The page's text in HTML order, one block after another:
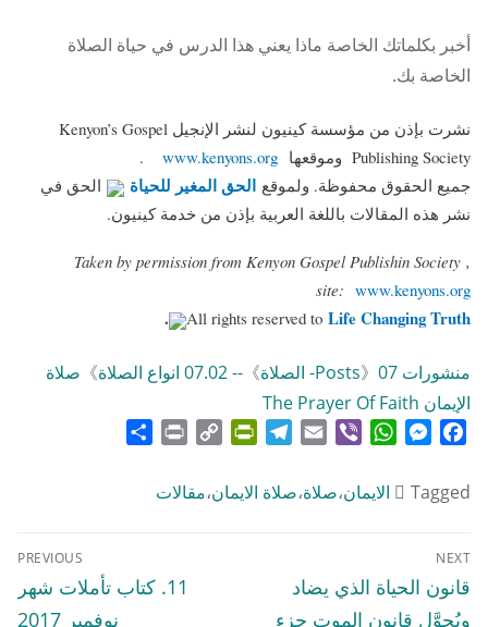
أخبر بكلماتك الخاصة ماذا يعني هذا الدرس في حياة الصلاة
الخاصة بك.
نشرت بإذن من مؤسسة كينيون لنشر الإنجيل Kenyon’s Gospel
Publishing Society وموقعها
www.kenyons.org
.
جميع الحقوق محفوظة. ولموقع الحق المغير للحياة
الحق في
نشر هذه المقالات باللغة العربية بإذن من خدمة كينيون.
Taken by permission from Kenyon Gospel Publishin Society ,
site: www.kenyons.org
All rights reserved to Life Changing Truth
.
منشورات Posts 》 07- الصلاة 》 -- 07.02 انواع الصلاة 》 صلاة
الإيمان The Prayer Of Faith
Facebook
Messenger
WhatsApp
Viber
Email
Telegram
PrintFriendly
Copy
Print
Tagged الايمان،صلاة،صلاة الايمان،مقالات
تصفّح
المقالات
PREVIOUS
Previous
11. كتاب تأملات شهر
نوفمبر 2017
NEXT
Next
post:
قانون الحياة الذي يضاد
ويُحوَّل قانون الموت جزء